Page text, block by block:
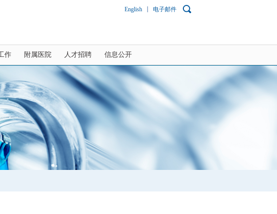
English 电子邮件
作 附属医院 人才招聘 信息公开